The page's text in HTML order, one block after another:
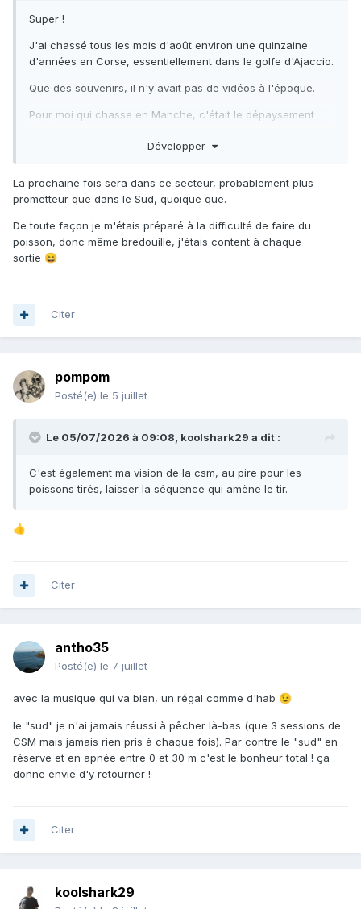
Super !
J'ai chassé tous les mois d'août environ une quinzaine
d'années en Corse, essentiellement dans le golfe d'Ajaccio.
Que des souvenirs, il n'y avait pas de vidéos à l'époque.
Pour moi qui chasse en Manche, c'était le dépaysement
La Corse...elle ne porte pas le nom d'île de beauté pour rien.
prochaine fois sera pour en faire le tour à moto donc adieu
le matos de chasse.
Développer
La prochaine fois sera dans ce secteur, probablement plus
prometteur que dans le Sud, quoique que.
De toute façon je m'étais préparé à la difficulté de faire du
poisson, donc même bredouille, j'étais content à chaque
sortie 😄
Citer
pompom
Posté(e) le 5 juillet
Le 05/07/2026 à 09:08, koolshark29 a dit :
C'est également ma vision de la csm, au pire pour les
poissons tirés, laisser la séquence qui amène le tir.
👍
Citer
antho35
Posté(e) le 7 juillet
avec la musique qui va bien, un régal comme d'hab 😉
le "sud" je n'ai jamais réussi à pêcher là-bas (que 3 sessions de
CSM mais jamais rien pris à chaque fois). Par contre le "sud" en
réserve et en apnée entre 0 et 30 m c'est le bonheur total ! ça
donne envie d'y retourner !
Citer
koolshark29